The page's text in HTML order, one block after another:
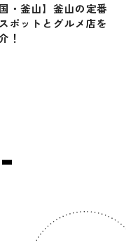
国・釜山】釜山の定番
ポットとグルメ店を
！